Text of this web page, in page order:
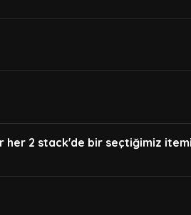
2 stack'de bir seçtiğimiz itemi